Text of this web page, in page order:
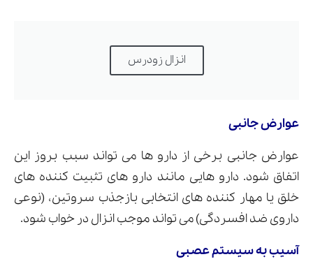
انزال زودرس
عوارض جانبی
عوارض جانبی برخی از دارو ها می تواند سبب بروز این
اتفاق شود. دارو هایی مانند دارو های تثبیت کننده های
خلق یا مهار کننده های انتخابی بازجذب سروتین، (نوعی
داروی ضد افسردگی) می تواند موجب انزال در خواب شود.
آسیب به سیستم عصبی